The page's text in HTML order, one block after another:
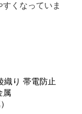
くなっていま
織り 帯電防止
属